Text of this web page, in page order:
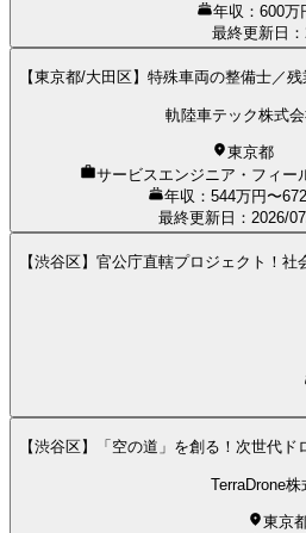
年収：600万
最終更新日 ：
【東京都/大田区】特殊車両の整備士／
軌陸車テック株式
東京都
サービスエンジニア・フィー
年収：544万円〜
最終更新日 ： 2026/
【渋谷区】官公庁直轄プロジェクト！
【渋谷区】「空の道」を創る！次世代
TerraDrone株
東京